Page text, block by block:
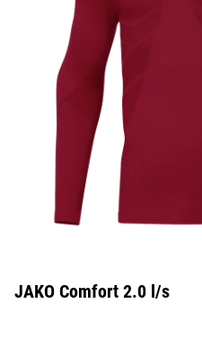
JAKO Comfort 2.0 l/s